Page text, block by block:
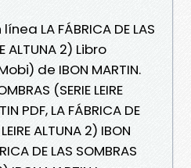
LA FÁBRICA DE LAS
ALTUNA 2) Libro
de IBON MARTIN.
(SERIE LEIRE
PDF, LA FÁBRICA DE
ALTUNA 2) IBON
DE LAS SOMBRAS